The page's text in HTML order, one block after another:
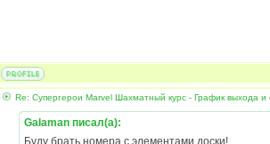
Re: Супергерои Marvel Шахматный курс - График выхода и
Galaman писал(а):
Буду брать номера с элементами доски!